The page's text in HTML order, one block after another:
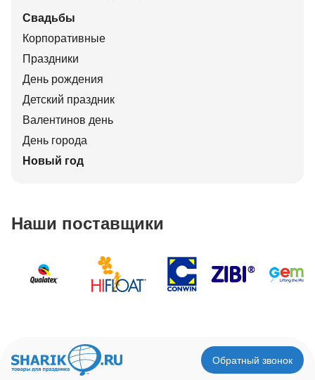
Свадьбы
Корпоративные
Праздники
День рождения
Детский праздник
Валентинов день
День города
Новый год
Наши поставщики
Обратный звонок